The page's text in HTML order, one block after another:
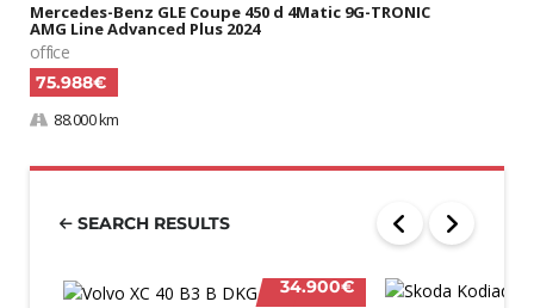
Mercedes-Benz GLE Coupe 450 d 4Matic 9G-TRONIC
AMG Line Advanced Plus 2024
office
75.988€
88.000 km
SEARCH RESULTS
34.900€